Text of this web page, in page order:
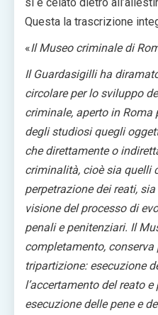
Questa la trascrizione
«Il Museo criminale di
Il Guardasigilli ha
circolare per lo sviluppo
criminale, aperto in Roma
degli studiosi quegli
che direttamente o
criminalità, cioè sia quelli
perpetrazione dei reati,
visione del processo di
penali e penitenziari. Il
completamento, conserva
tripartizione: esecuzione
l’accertamento del reato
esecuzione delle pene e